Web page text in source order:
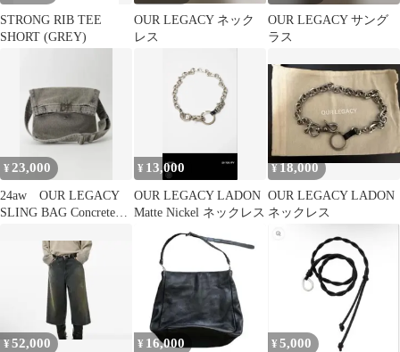
STRONG RIB TEE
SHORT (GREY)
OUR LEGACY ネック
レス
OUR LEGACY サング
ラス
¥ 23,000
24aw OUR LEGACY
SLING BAG Concrete
¥ 13,000
OUR LEGACY LADON
Matte Nickel ネックレス
¥18,000
OUR LEGACY LADON
ネックレス
¥52,000 ¥ 16,000 ¥ 5,000